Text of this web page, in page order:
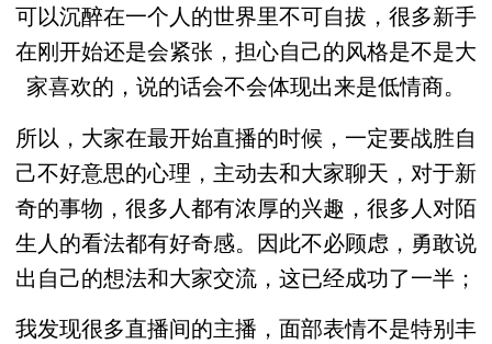
可以沉醉在一个人的世界里不可自拔，很多新手
在刚开始还是会紧张，担心自己的风格是不是大
家喜欢的，说的话会不会体现出来是低情商。
所以，大家在最开始直播的时候，一定要战胜自
己不好意思的心理，主动去和大家聊天，对于新
奇的事物，很多人都有浓厚的兴趣，很多人对陌
生人的看法都有好奇感。因此不必顾虑，勇敢说
出自己的想法和大家交流，这已经成功了一半；
我发现很多直播间的主播，面部表情不是特别丰